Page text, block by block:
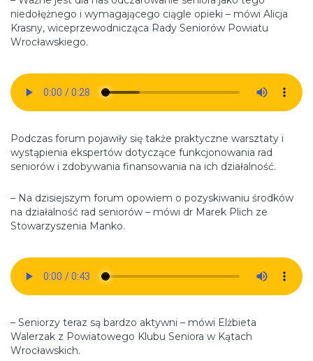
niedołężnego i wymagającego ciągle opieki – mówi Alicja
Krasny, wiceprzewodnicząca Rady Seniorów Powiatu
Wrocławskiego.
Podczas forum pojawiły się także praktyczne warsztaty i
wystąpienia ekspertów dotyczące funkcjonowania rad
seniorów i zdobywania finansowania na ich działalność.
– Na dzisiejszym forum opowiem o pozyskiwaniu środków
na działalność rad seniorów – mówi dr Marek Plich ze
Stowarzyszenia Manko.
– Seniorzy teraz są bardzo aktywni – mówi Elżbieta
Walerzak z Powiatowego Klubu Seniora w Kątach
Wrocławskich.